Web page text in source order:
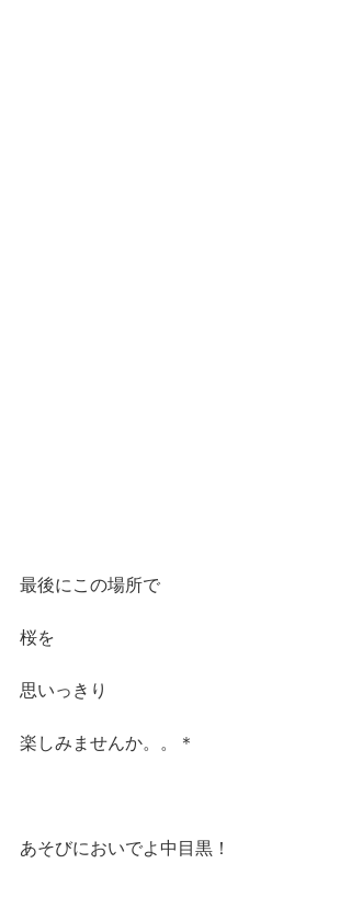
最後にこの場所で
桜を
思いっきり
楽しみませんか。。＊
あそびにおいでよ中目黒！